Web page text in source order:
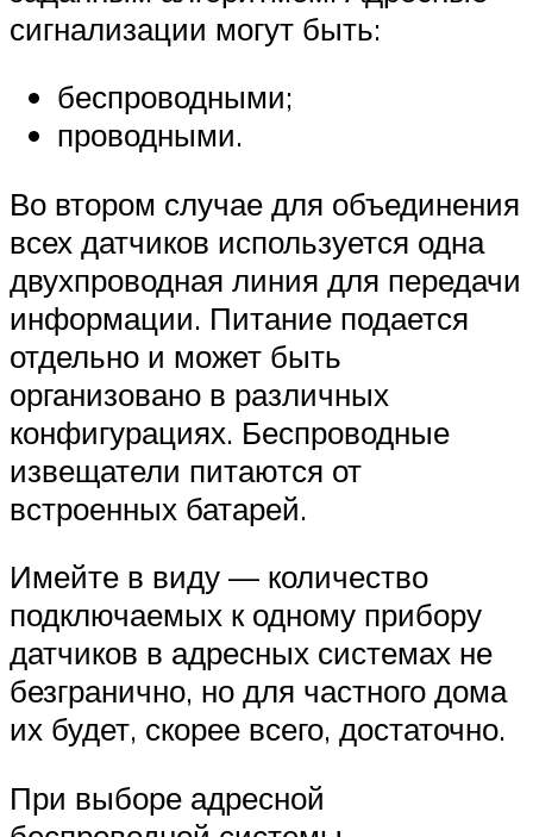
сигнализации могут быть:
беспроводными;
проводными.
Во втором случае для объединения
всех датчиков используется одна
двухпроводная линия для передачи
информации. Питание подается
отдельно и может быть
организовано в различных
конфигурациях. Беспроводные
извещатели питаются от
встроенных батарей.
Имейте в виду — количество
подключаемых к одному прибору
датчиков в адресных системах не
безгранично, но для частного дома
их будет, скорее всего, достаточно.
При выборе адресной